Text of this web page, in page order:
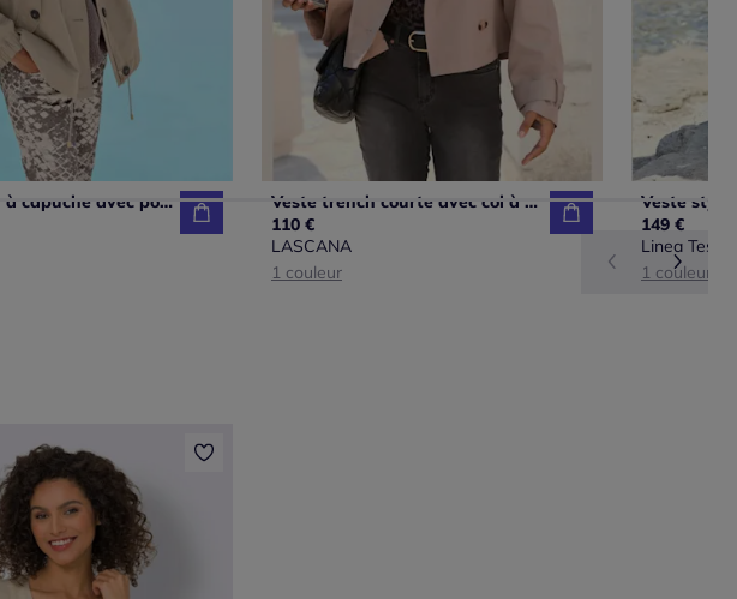
Veste parka à capuche avec poches et manches longues
Veste trench courte avec col à revers et boutons imitants
110 €
LASCANA
1 couleur
149 €
Linea Tesini
1 couleur